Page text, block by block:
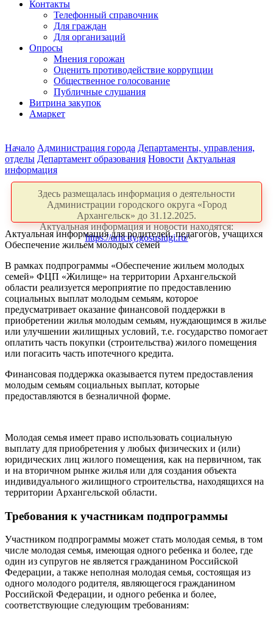
Контакты
Телефонный справочник
Для граждан
Для организаций
Опросы
Мнения горожан
Оценить противодействие коррупции
Общественное голосование
Публичные слушания
Витрина закупок
Амаркет
Начало Администрация города Департаменты, управления,
отделы Департамент образования Новости Актуальная
информация
Здесь размещалась информация о деятельности
Администрации городского округа «Город
Архангельск» до 31.12.2025.
Актуальная информация и новости находятся:
https://arhcity.gosuslugi.ru/
Актуальная информация для родителей, педагогов, учащихся
Обеспечение жильем молодых семей
В рамках подпрограммы «Обеспечение жильем молодых
семей» ФЦП «Жилище» на территории Архангельской
области реализуется мероприятие по предоставлению
социальных выплат молодым семьям, которое
предусматривает оказание финансовой поддержки в
приобретении жилья молодым семьям, нуждающимся в жилье
или улучшении жилищных условий, т.е. государство помогает
оплатить часть покупки (строительства) жилого помещения
или погасить часть ипотечного кредита.
Финансовая поддержка оказывается путем предоставления
молодым семьям социальных выплат, которые
предоставляются в безналичной форме.
Молодая семья имеет право использовать социальную
выплату для приобретения у любых физических и (или)
юридических лиц жилого помещения, как на первичном, так
и на вторичном рынке жилья или для создания объекта
индивидуального жилищного строительства, находящихся на
территории Архангельской области.
Требования к участникам подпрограммы
Участником подпрограммы может стать молодая семья, в том
числе молодая семья, имеющая одного ребенка и более, где
один из супругов не является гражданином Российской
Федерации, а также неполная молодая семья, состоящая из
одного молодого родителя, являющегося гражданином
Российской Федерации, и одного ребенка и более,
соответствующие следующим требованиям: